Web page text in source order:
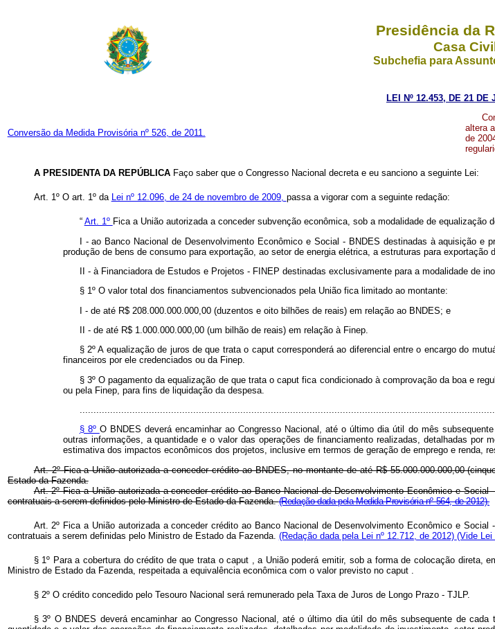
Presidência da
Casa Civil
Subchefia para
LEI Nº 12.453, DE 21 DE
Conversão da Medida Provisória nº 526, de 2011.
altera
de
A PRESIDENTA DA REPÚBLICA Faço saber que o Congresso Nacional decreta e eu sanciono a seguinte Lei:
Art. 1º O art. 1º da Lei nº 12.096, de 24 de novembro de 2009, passa a vigorar com a seguinte redação:
“ Art. 1º Fica a União autorizada a conceder subvenção econômica, sob a modalidade de
I - ao Banco Nacional de Desenvolvimento Econômico e Social - BNDES destinadas à aquisição
produção de bens de consumo para exportação, ao setor de energia elétrica, a estruturas para
II - à Financiadora de Estudos e Projetos - FINEP destinadas exclusivamente para a modalidade de
§ 1º O valor total dos financiamentos subvencionados pela União fica limitado ao montante:
I - de até R$ 208.000.000.000,00 (duzentos e oito bilhões de reais) em relação ao BNDES; e
II - de até R$ 1.000.000.000,00 (um bilhão de reais) em relação à Finep.
§ 2º A equalização de juros de que trata o caput corresponderá ao diferencial entre o encargo do
financeiros por ele credenciados ou da Finep.
§ 3º O pagamento da equalização de que trata ocaputfica condicionado à comprovação da boa e
ou pela Finep, para fins de liquidação da despesa.
§ 8º O BNDES deverá encaminhar ao Congresso Nacional, até o último dia útil do mês
outras informações, a quantidade e o valor das operações de financiamento realizadas, detalhadas por
estimativa dos impactos econômicos dos projetos, inclusive em termos de geração de emprego e renda,
Art. 2º Fica a União autorizada a conceder crédito ao BNDES, no montante de até R$ 55.000.000.000,00
Estado da Fazenda.
Art. 2º Fica a União autorizada a conceder crédito ao Banco Nacional de Desenvolvimento Econômico e
contratuais a serem definidos pelo Ministro de Estado da Fazenda.(Redação dada pela Medida Provisória nº 564, de 2012).
Art. 2º Fica a União autorizada a conceder crédito ao Banco Nacional de Desenvolvimento Econômico e
contratuais a serem definidas pelo Ministro de Estado da Fazenda. (Redação dada pela Lei nº 12.712, de 2012) (Vide Lei
§ 1º Para a cobertura do crédito de que trata ocaput
, a União poderá emitir, sob a forma de colocação direta,
Ministro de Estado da Fazenda, respeitada a equivalência econômica com o valor previsto no caput
§ 2º O crédito concedido pelo Tesouro Nacional será remunerado pela Taxa de Juros de Longo Prazo - TJLP.
§ 3º O BNDES deverá encaminhar ao Congresso Nacional, até o último dia útil do mês subsequente de